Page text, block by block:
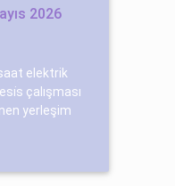
2026
elektrik
çalışması
yerleşim